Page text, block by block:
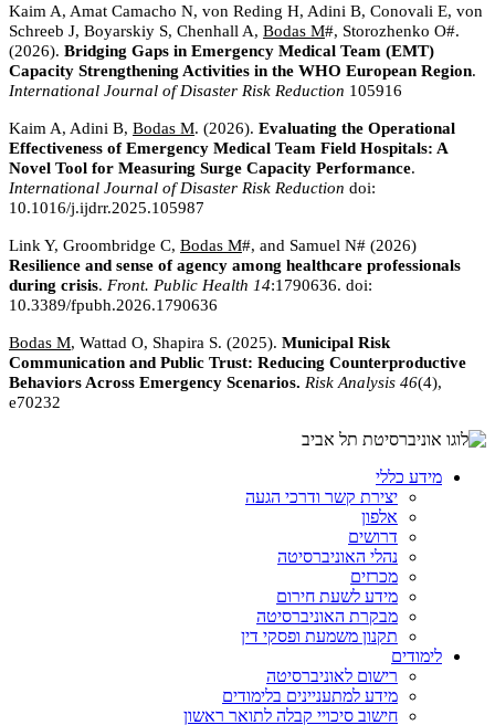
Kaim A, Amat Camacho N, von Reding H, Adini B, Conovali E, von
Schreeb J, Boyarskiy S, Chenhall A, Bodas M#, Storozhenko O#.
(2026). Bridging Gaps in Emergency Medical Team (EMT)
Capacity Strengthening Activities in the WHO European Region.
International Journal of Disaster Risk Reduction 105916
Kaim A, Adini B, Bodas M. (2026). Evaluating the Operational
Effectiveness of Emergency Medical Team Field Hospitals: A
Novel Tool for Measuring Surge Capacity Performance.
International Journal of Disaster Risk Reduction doi:
10.1016/j.ijdrr.2025.105987
Link Y, Groombridge C, Bodas M#, and Samuel N# (2026)
Resilience and sense of agency among healthcare professionals
during crisis. Front. Public Health 14:1790636. doi:
10.3389/fpubh.2026.1790636
Bodas M, Wattad O, Shapira S. (2025). Municipal Risk
Communication and Public Trust: Reducing Counterproductive
Behaviors Across Emergency Scenarios. Risk Analysis 46(4),
e70232
מידע כללי
יצירת קשר ודרכי הגעה
אלפון
דרושים
נהלי האוניברסיטה
מכרזים
מידע לשעת חירום
מבקרת האוניברסיטה
תקנון משמעת ופסקי דין
לימודים
רישום לאוניברסיטה
מידע למתעניינים בלימודים
חישוב סיכויי קבלה לתואר ראשון